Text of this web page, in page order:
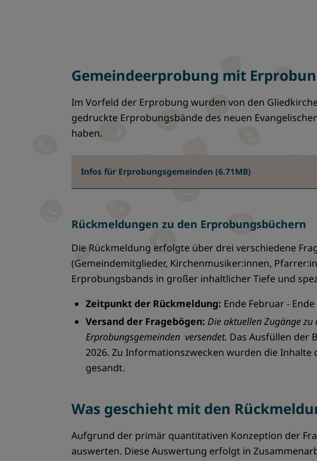
Gemeindeerprobung mit
Im Vorfeld der Erprobung wurden von den
gedruckte Erprobungsbände des neuen
haben.
Infos für Erprobungsgemeinden (6.71MB)
Rückmeldungen zu den Erprobungsbüchern
Die Rückmeldung erfolgte über drei verschiedene
(Gemeindemitglieder, Kirchenmusiker:innen,
Erprobungsbands in großer inhaltlicher Tiefe und
Zeitpunkt der Rückmeldung: Ende Februar -
Versand der Fragebögen: Die aktuellen Zugänge
Erprobungsgemeinden versendet. Das Ausfüllen der
2026. Zu Informationszwecken wurden die
gesandt.
Was geschieht mit den
Aufgrund der primär quantitativen Konzeption der
auswerten. Diese Auswertung erfolgt in